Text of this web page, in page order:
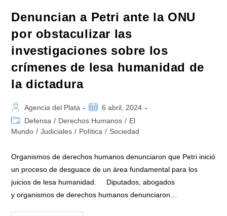
Denuncian a Petri ante la ONU
por obstaculizar las
investigaciones sobre los
crímenes de lesa humanidad de
la dictadura
Autor
de
la
Agencia del Plata
Publicación
de
la
6 abril, 2024
Categoría
de
entrada:
Defensa / Derechos Humanos / El
Mundo / Judiciales / Política / Sociedad
Organismos de derechos humanos denunciaron que Petri inició
un proceso de desguace de un área fundamental para los
juicios de lesa humanidad. Diputados, abogados
y organismos de derechos humanos denunciaron…